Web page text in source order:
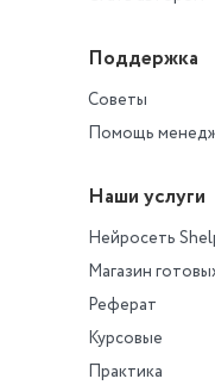
Поддержка
Советы
Помощь
Наши услуги
Нейросеть
Магазин
Реферат
Курсовые
Практика